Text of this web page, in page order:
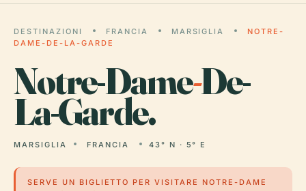
DESTINAZIONI FRANCIA MARSIGLIA
NOTRE-
DAME-DE-LA-GARDE
Notre-Dame-De-
La-Garde.
MARSIGLIA FRANCIA 43° N · 5° E
SERVE UN BIGLIETTO PER VISITARE NOTRE-DAME